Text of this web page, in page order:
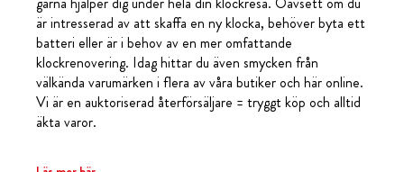
är intresserad av att skaffa en ny klocka, behöver byta ett
batteri eller är i behov av en mer omfattande
klockrenovering. Idag hittar du även smycken från
välkända varumärken i flera av våra butiker och här online.
Vi är en auktoriserad återförsäljare = tryggt köp och alltid
äkta varor.